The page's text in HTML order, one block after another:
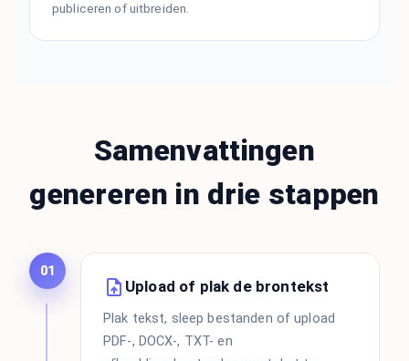
publiceren of uitbreiden.
Samenvattingen
genereren in drie stappen
01
Upload of plak de brontekst
Plak tekst, sleep bestanden of upload
PDF-, DOCX-, TXT- en